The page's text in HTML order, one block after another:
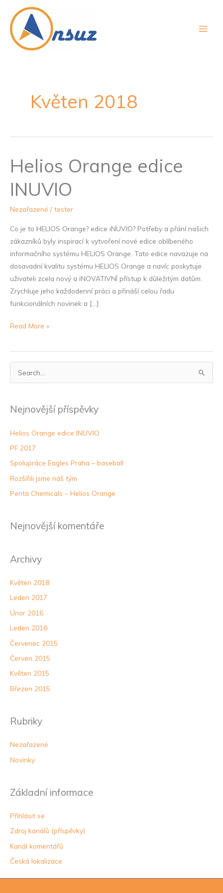
Přeskočit
obsah
Květen 2018
Helios Orange edice
INUVIO
Nezařazené / tester
Co je to HELIOS Orange? edice iNUVIO? Potřeby a přání našich
zákazníků byly inspirací k vytvoření nové edice oblíbeného
informačního systému HELIOS Orange. Tato edice navazuje na
dosavadní kvalitu systému HELIOS Orange a navíc poskytuje
uživateli zcela nový a iNOVATIVNÍ přístup k důležitým datům.
Zrychluje jeho každodenní práci a přináší celou řadu
funkcionálních novinek a […]
Helios
Orange
edice
INUVIO
Read More »
p
r
Nejnovější příspěvky
Helios Orange edice INUVIO
PF 2017
Spolupráce Eagles Praha – baseball
Rozšířili jsme náš tým
Penta Chemicals – Helios Orange
Nejnovější komentáře
Archivy
Květen 2018
Leden 2017
Únor 2016
Leden 2016
Červenec 2015
Červen 2015
Květen 2015
Březen 2015
Rubriky
Nezařazené
Novinky
Základní informace
Přihlásit se
Zdroj kanálů (příspěvky)
Kanál komentářů
Česká lokalizace